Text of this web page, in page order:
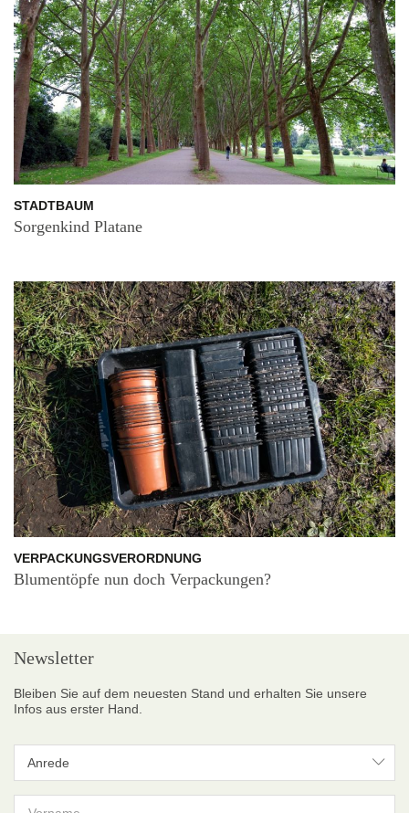
STADTBAUM
Sorgenkind Platane
VERPACKUNGSVERORDNUNG
Blumentöpfe nun doch Verpackungen?
Newsletter
Bleiben Sie auf dem neuesten Stand und erhalten Sie unsere
Infos aus erster Hand.
Anrede
Anrede